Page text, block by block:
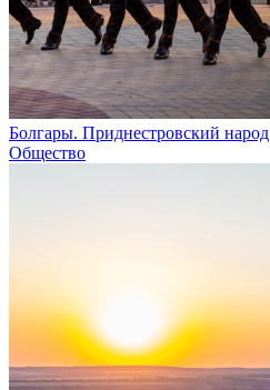
Болгары. Приднестровский народ
Общество